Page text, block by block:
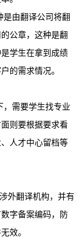
是由翻译公司将翻
公章，这种是翻
学生在拿到成绩
的需求情况。
，需要学生找专业
则要根据要求看
人才中心留档等
外翻译机构，并有
字备案编码，防
效。